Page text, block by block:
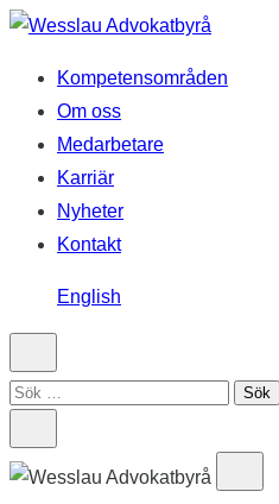
Hoppa
innehåll
Kompetensområden
Om oss
Medarbetare
Karriär
Nyheter
Kontakt
English
Sök